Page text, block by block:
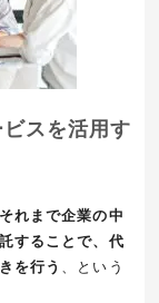
スを活用す
それまで企業の中
することで、代
を行う 、という